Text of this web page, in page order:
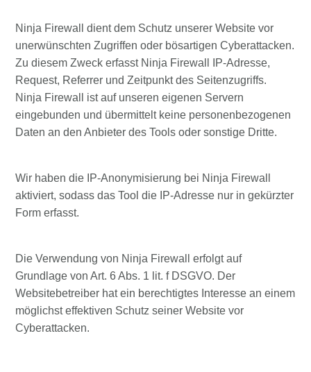
Ninja Firewall dient dem Schutz unserer Website vor
unerwünschten Zugriffen oder bösartigen Cyberattacken.
Zu diesem Zweck erfasst Ninja Firewall IP-Adresse,
Request, Referrer und Zeitpunkt des Seitenzugriffs.
Ninja Firewall ist auf unseren eigenen Servern
eingebunden und übermittelt keine personenbezogenen
Daten an den Anbieter des Tools oder sonstige Dritte.
Wir haben die IP-Anonymisierung bei Ninja Firewall
aktiviert, sodass das Tool die IP-Adresse nur in gekürzter
Form erfasst.
Die Verwendung von Ninja Firewall erfolgt auf
Grundlage von Art. 6 Abs. 1 lit. f DSGVO. Der
Websitebetreiber hat ein berechtigtes Interesse an einem
möglichst effektiven Schutz seiner Website vor
Cyberattacken.